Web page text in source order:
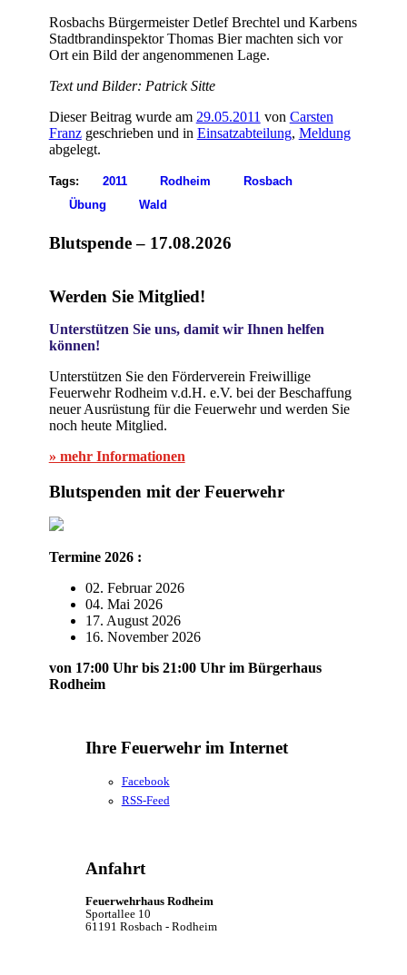
Rosbachs Bürgermeister Detlef Brechtel und Karbens
Stadtbrandinspektor Thomas Bier machten sich vor
Ort ein Bild der angenommenen Lage.
Text und Bilder: Patrick Sitte
Dieser Beitrag wurde am 29.05.2011 von Carsten
Franzgeschrieben und in Einsatzabteilung, Meldung
abgelegt.
Tags: 2011 Rodheim
Rosbach
Übung
Wald
Blutspende – 17.08.2026
Werden Sie Mitglied!
Unterstützen Sie uns, damit wir Ihnen helfen
können!
Unterstützen Sie den Förderverein Freiwillige
Feuerwehr Rodheim v.d.H. e.V. bei der Beschaffung
neuer Ausrüstung für die Feuerwehr und werden Sie
noch heute Mitglied.
» mehr Informationen
Blutspenden mit der Feuerwehr
Termine 2026 :
02. Februar 2026
04. Mai 2026
17. August 2026
16. November 2026
von 17:00 Uhr bis 21:00 Uhr im Bürgerhaus
Rodheim
Ihre Feuerwehr im Internet
Facebook
RSS-Feed
Anfahrt
Feuerwehrhaus Rodheim
Sportallee 10
61191 Rosbach - Rodheim